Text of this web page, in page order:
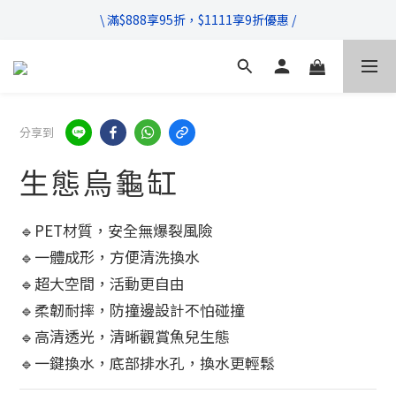
\ 超商滿$399免運!宅配滿$666免運 /
\ 滿$888享95折，$1111享9折優惠 /
不管售前售後，只要有任何疑問都歡迎與我們聯繫
分享到
生態烏龜缸
🔹PET材質，安全無爆裂風險
🔹一體成形，方便清洗換水
🔹超大空間，活動更自由
🔹柔韌耐摔，防撞邊設計不怕碰撞
🔹高清透光，清晰觀賞魚兒生態
🔹一鍵換水，底部排水孔，換水更輕鬆